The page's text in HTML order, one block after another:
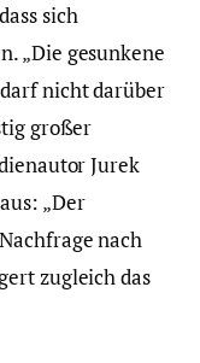
sich
„Die gesunkene
nicht darüber
großer
Jurek
„Der
nach
zugleich das